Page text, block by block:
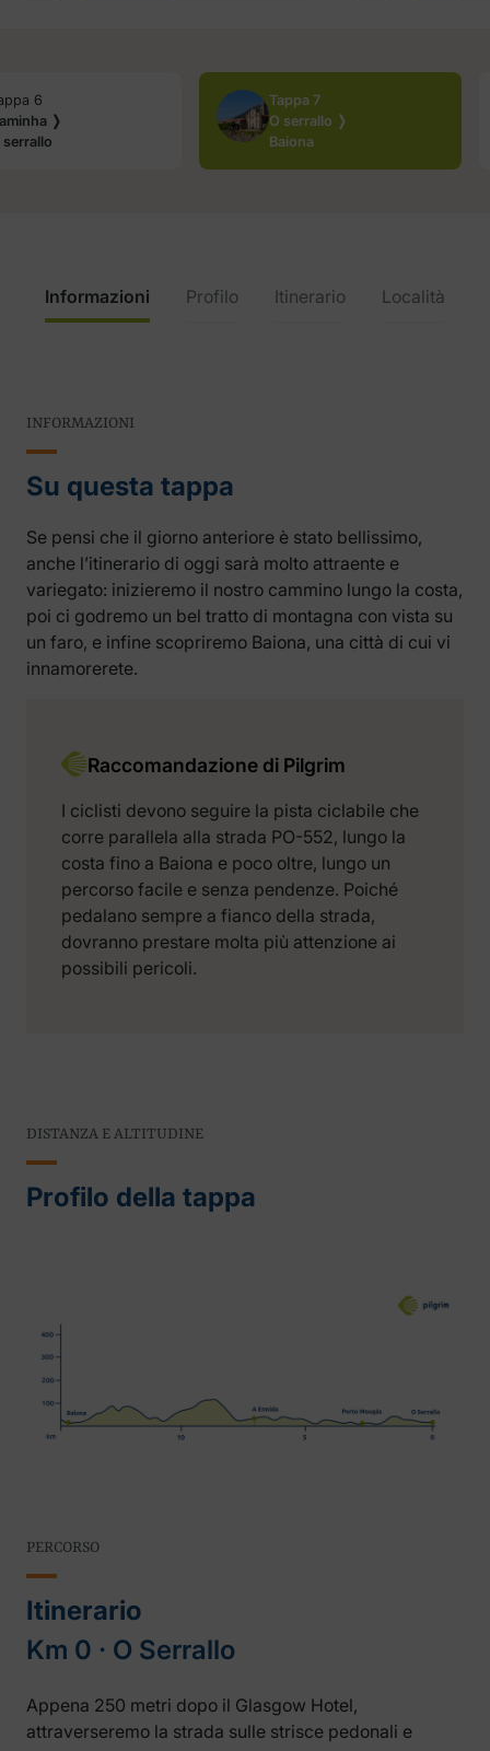
6
❭
serrallo
Tappa 7
O serrallo ❭
Baiona
Informazioni Profilo Itinerario Località
INFORMAZIONI
Su questa tappa
Se pensi che il giorno anteriore è stato bellissimo,
anche l’itinerario di oggi sarà molto attraente e
variegato: inizieremo il nostro cammino lungo la costa,
poi ci godremo un bel tratto di montagna con vista su
un faro, e infine scopriremo Baiona, una città di cui vi
innamorerete.
Raccomandazione di Pilgrim
I ciclisti devono seguire la pista ciclabile che
corre parallela alla strada PO-552, lungo la
costa fino a Baiona e poco oltre, lungo un
percorso facile e senza pendenze. Poiché
pedalano sempre a fianco della strada,
dovranno prestare molta più attenzione ai
possibili pericoli.
DISTANZA E ALTITUDINE
Profilo della tappa
PERCORSO
Itinerario
Km 0 ‧ O Serrallo
Appena 250 metri dopo il Glasgow Hotel,
attraverseremo la strada sulle strisce pedonali e